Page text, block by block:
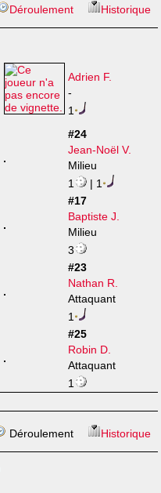
Déroulement Historique
Adrien F.
-
1
#24
Jean-Noël V.
Milieu
1
| 1
#17
Baptiste J.
Milieu
3
#23
Nathan R.
Attaquant
1
#25
Robin D.
Attaquant
1
Déroulement Historique